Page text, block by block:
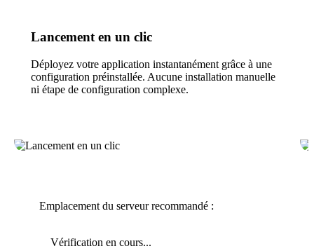
Lancement en un clic
Déployez votre application instantanément grâce à une
configuration préinstallée. Aucune installation manuelle
ni étape de configuration complexe.
Emplacement du serveur recommandé :
Vérification en cours...